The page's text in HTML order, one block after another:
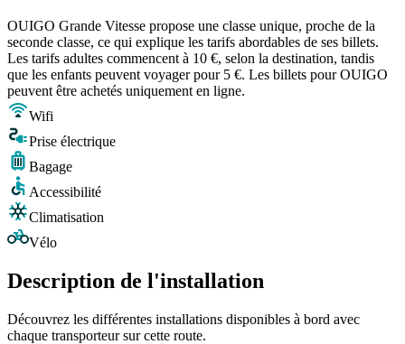
OUIGO Grande Vitesse propose une classe unique, proche de la
seconde classe, ce qui explique les tarifs abordables de ses billets.
Les tarifs adultes commencent à 10 €, selon la destination, tandis
que les enfants peuvent voyager pour 5 €. Les billets pour OUIGO
peuvent être achetés uniquement en ligne.
Wifi
Prise électrique
Bagage
Accessibilité
Climatisation
Vélo
Description de l'installation
Découvrez les différentes installations disponibles à bord avec
chaque transporteur sur cette route.